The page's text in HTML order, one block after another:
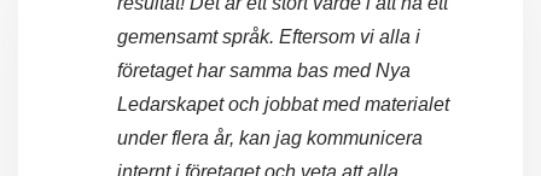
gemensamt språk. Eftersom vi alla i
företaget har samma bas med Nya
Ledarskapet och jobbat med materialet
under flera år, kan jag kommunicera
internt i företaget och veta att alla